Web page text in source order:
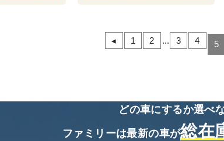
◂ 1 2 ... 3 4 5
どの車にするか選べ
ファミリーは最新の車が総在